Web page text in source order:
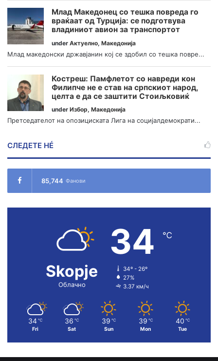
Млад Македонец со тешка повреда го
враќаат од Турција: се подготвува
владиниот авион за транспортот
under Актуелно, Македонија
Млад македонски државјанин кој се здобил со тешка повре...
Костреш: Памфлетот со навреди кон
Филипче не е став на српскиот народ,
целта е да се заштити Стоиљковиќ
under Избор, Македонија
Претседателот на опозициската Лига на социјалдемократи...
СЛЕДЕТЕ НÉ
85,744 Фанови
Skopje
Облачно
34 ℃
34º - 26º
27%
3.37 км/ч
34 ℃
Fri
36 ℃
Sat
39 ℃
Sun
39 ℃
Mon
40 ℃
Tue